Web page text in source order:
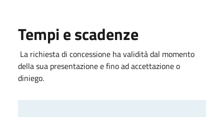
Tempi e scadenze
La richiesta di concessione ha validità dal momento
della sua presentazione e fino ad accettazione o
diniego.